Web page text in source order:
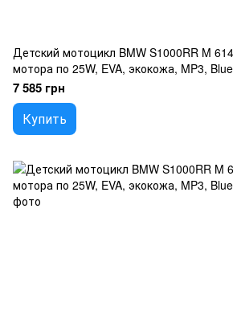
Детский мотоцикл BMW S1000RR M
мотора по 25W, EVA, экокожа, MP3,
7 585 грн
Купить